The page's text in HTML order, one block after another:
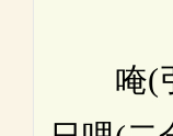
唵(引